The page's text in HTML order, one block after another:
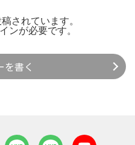
されています。
ンが必要です。
を書く